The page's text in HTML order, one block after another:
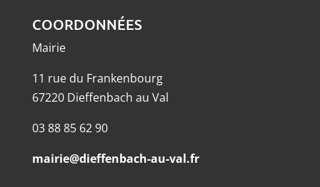
COORDONNÉES
Mairie
11 rue du Frankenbourg
67220 Dieffenbach au Val
03 88 85 62 90
mairie@dieffenbach-au-val.fr